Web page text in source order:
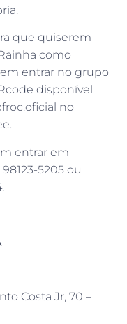
que quiserem
como
entrar no grupo
disponível
no
entrar em
5205 ou
Costa Jr, 70 –